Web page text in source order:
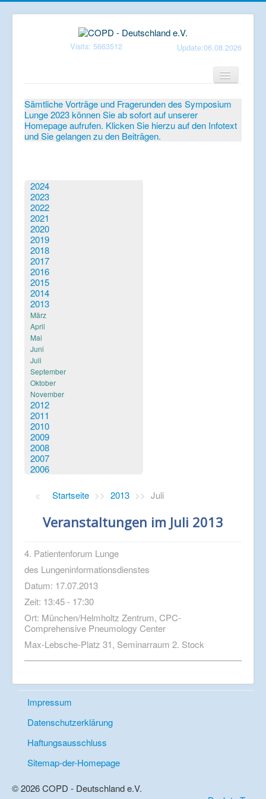
Visits: 5663512 Update:06.08.2026
Verein
Patientenbroschüren
Mediathek
Aktuelles
Veranstaltungen
Informationen
Verlinkungen
Sämtliche Vorträge und Fragerunden des Symposium
Lunge 2023 können Sie ab sofort auf unserer
Homepage aufrufen. Klicken Sie hierzu auf den Infotext
und Sie gelangen zu den Beiträgen.
2024
2023
2022
2021
2020
2019
2018
2017
2016
2015
2014
2013
März
April
Mai
Juni
Juli
September
Oktober
November
2012
2011
2010
2009
2008
2007
2006
Startseite >> 2013 >> Juli
Veranstaltungen im Juli 2013
4. Patientenforum Lunge
des Lungeninformationsdienstes
Datum: 17.07.2013
Zeit: 13:45 - 17:30
Ort: München/Helmholtz Zentrum, CPC-
Comprehensive Pneumology Center
Max-Lebsche-Platz 31, Seminarraum 2. Stock
Impressum
Datenschutzerklärung
Haftungsausschluss
Sitemap-der-Homepage
© 2026 COPD - Deutschland e.V.